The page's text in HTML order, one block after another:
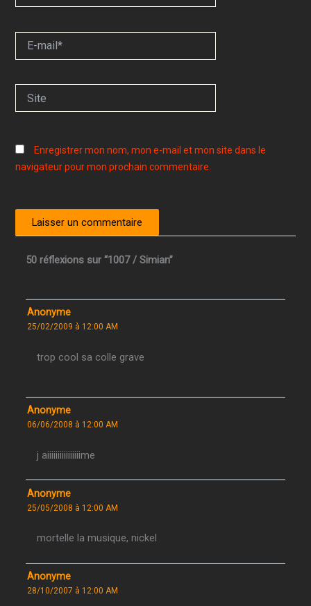
mail*
Enregistrer mon nom, mon e-mail et mon site dans le
navigateur pour mon prochain commentaire.
50 réflexions sur “1007 / Simian”
Anonyme
25/02/2009 à 12:00 AM
trop cool sa colle grave
Anonyme
06/06/2008 à 12:00 AM
j aiiiiiiiiiiiiiiiime
Anonyme
25/05/2008 à 12:00 AM
mortelle la musique, nickel
Anonyme
28/10/2007 à 12:00 AM